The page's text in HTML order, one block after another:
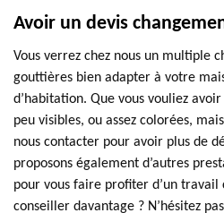
Avoir un devis
Vous verrez chez nous un multiple
gouttières bien adapter à votre
d’habitation. Que vous vouliez
peu visibles, ou assez colorées,
nous contacter pour avoir plus de
proposons également d’autres
pour vous faire profiter d’un travail
conseiller davantage ? N’hésitez